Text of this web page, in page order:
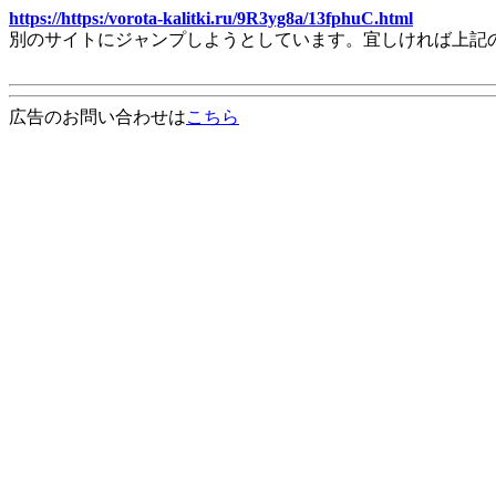
https://https:/vorota-kalitki.ru/9R3yg8a/13fphuC.html
別のサイトにジャンプしようとしています。宜しければ上
広告のお問い合わせはこちら